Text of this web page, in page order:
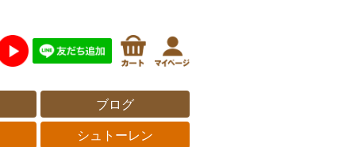
ブログ
シュトーレン